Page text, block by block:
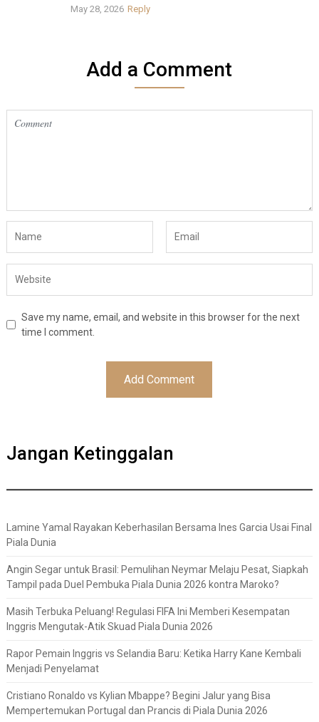
May 28, 2026 Reply
Add a Comment
Save my name, email, and website in this browser for the next
time I comment.
Jangan Ketinggalan
Lamine Yamal Rayakan Keberhasilan Bersama Ines Garcia Usai Final
Piala Dunia
Angin Segar untuk Brasil: Pemulihan Neymar Melaju Pesat, Siapkah
Tampil pada Duel Pembuka Piala Dunia 2026 kontra Maroko?
Masih Terbuka Peluang! Regulasi FIFA Ini Memberi Kesempatan
Inggris Mengutak-Atik Skuad Piala Dunia 2026
Rapor Pemain Inggris vs Selandia Baru: Ketika Harry Kane Kembali
Menjadi Penyelamat
Cristiano Ronaldo vs Kylian Mbappe? Begini Jalur yang Bisa
Mempertemukan Portugal dan Prancis di Piala Dunia 2026